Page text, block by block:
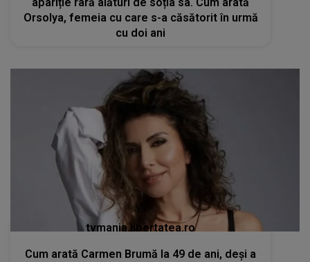
Orsolya, femeia cu care s-a căsătorit în urmă
cu doi ani
tvmania.libertatea.ro
Cum arată Carmen Brumă la 49 de ani, deși a